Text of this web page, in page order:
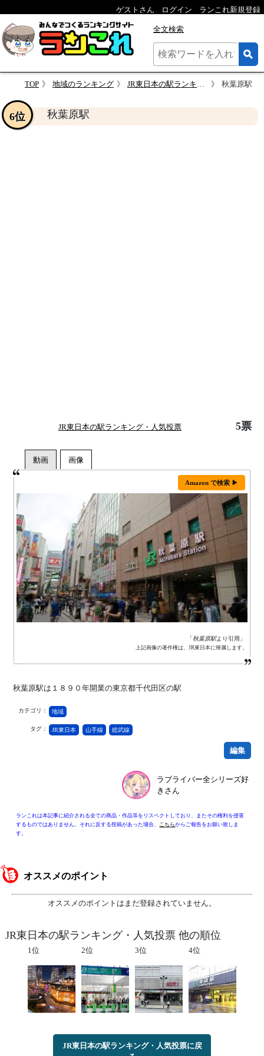
ゲストさん ログイン ランこれ新規登録
全文検索
TOP 地域のランキング JR東日本の駅ランキング・人気投票 秋葉原駅
秋葉原駅
6位
JR東日本の駅ランキング・人気投票 5票
Amazon で検索 ▶
「秋葉原駅より引用」
上記画像の著作権は、JR東日本に帰属します。
秋葉原駅は１８９０年開業の東京都千代田区の駅
カテゴリ： 地域
タグ： JR東日本 山手線 総武線
編集
ラブライバー全シリーズ好
きさん
ランこれは本記事に紹介される全ての商品・作品等をリスペクトしており、またその権利を侵害
するものではありません。それに反する投稿があった場合、 こちらからご報告をお願い致しま
す。
オススメのポイント
オススメのポイントはまだ登録されていません。
JR東日本の駅ランキング・人気投票 他の順位
1位 2位 3位 4位
JR東日本の駅ランキング・人気投票に戻